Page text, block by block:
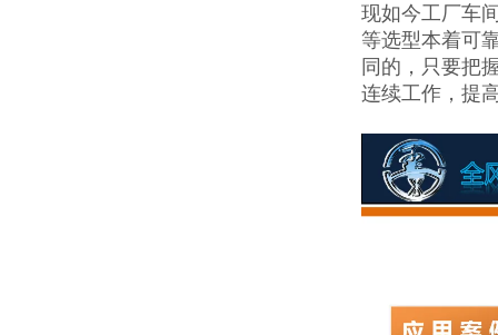
现如今工厂车
等选型本着可
同的，只要把
连续工作，提